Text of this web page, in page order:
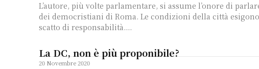
L’autore, più volte parlamentare, si assume l’onore di
dei democristiani di Roma. Le condizioni della città
scatto di responsabilità....
La DC, non è più proponibile?
20 Novembre 2020